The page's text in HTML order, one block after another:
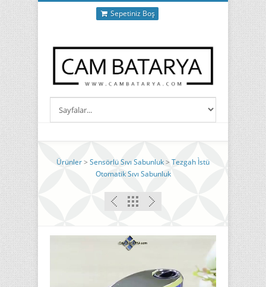
Sepetiniz Boş
Ürünler> Sensörlü Sıvı Sabunluk>Tezgah Ìstü
Otomatik Sıvı Sabunluk